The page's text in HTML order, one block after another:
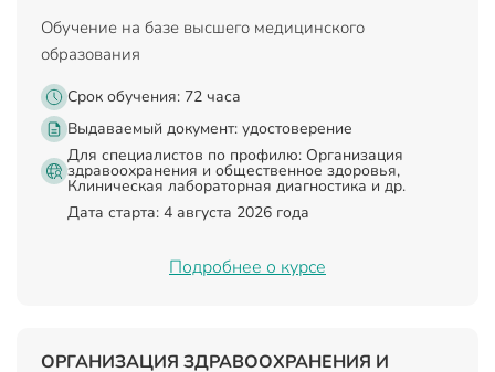
Обучение на базе высшего медицинского
образования
Срок обучения: 72 часа
Выдаваемый документ: удостоверение
Для специалистов по профилю: Организация
здравоохранения и общественное здоровья,
Клиническая лабораторная диагностика и др.
Дата старта: 4 августа 2026 года
Подробнее о курсе
ОРГАНИЗАЦИЯ ЗДРАВООХРАНЕНИЯ И